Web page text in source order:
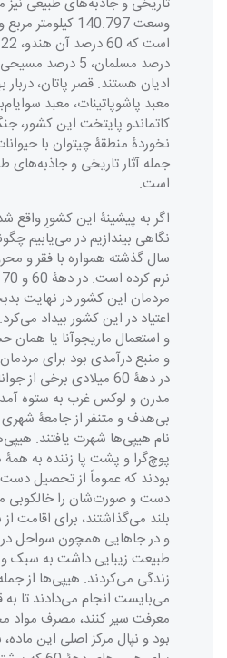
ادیان هستند. قصر پاتان، دربار
معبد پاشوپاتینات، معبد
کاتماندو پایتخت این کشور،
نخوردۀ منطقۀ چیتوان با
جمله آثار تاریخی و جاذبه‌های
است.
اگر به پیشینۀ این کشورِ واقع
نگاهی بیندازیم در می‌یابیم
سال گذشته همواره با فقر و
مردمان این کشور در نهایت
اعتیاد در این کشور بیداد
و استعمال ماریجوآنا یا
و منبع درآمدی بود برای
در دهۀ 60 میلادی برخی
مدرن و لوکس غرب به ستوه
بی‌هدف و متنفر از جامعۀ شهری
نام هیپی‌ها شهرت یافتند.
پوچ‌گرا و پشت پا زننده به
بودند که عموماً از تحصیل
دست و صورت‌شان را خالکوبی
بلند می‌گذاشتند، برای اقامت
و در جاهایی همچون سواحل
طبیعت زیبایی داشت به سبک و
زندگی می‌کردند. هیپی‌ها از
می‌بایست انجام می‌دادند تا
معرفت سیر کنند، مصرف مواد
بود و نپال مرکز اصلی این